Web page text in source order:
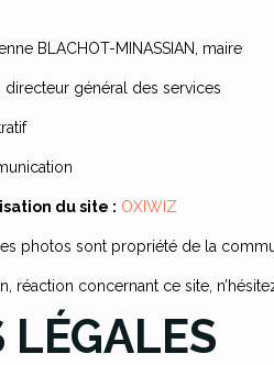
BLACHOT-MINASSIAN, maire
directeur général des services
du site : OXIWIZ
photos sont propriété de la
réaction concernant ce site,